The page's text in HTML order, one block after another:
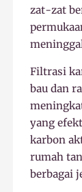
zat-zat
Filtrasi
bau dan
yang
karbon
rumah
berbagai